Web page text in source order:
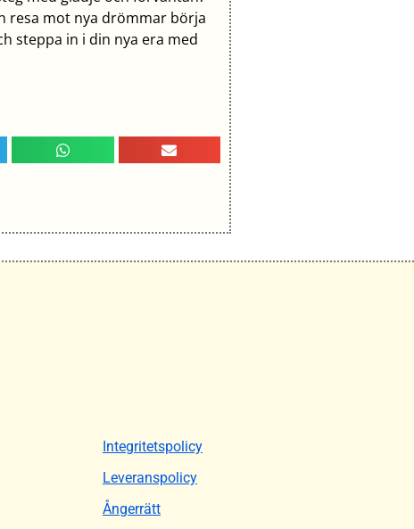
resa mot nya drömmar börja
steppa in i din nya era med
Integritetspolicy
Leveranspolicy
Ångerrätt